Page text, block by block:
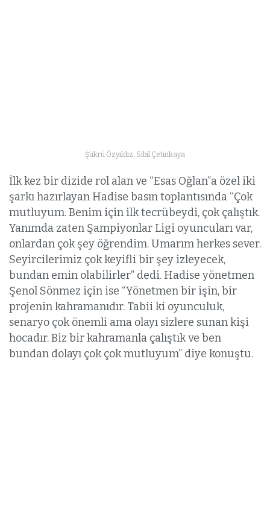
Şükrü Özyıldız, Sibil Çetinkaya
İlk kez bir dizide rol alan ve “Esas Oğlan”a özel iki
şarkı hazırlayan Hadise basın toplantısında “Çok
mutluyum. Benim için ilk tecrübeydi, çok çalıştık.
Yanımda zaten Şampiyonlar Ligi oyuncuları var,
onlardan çok şey öğrendim. Umarım herkes sever.
Seyircilerimiz çok keyifli bir şey izleyecek,
bundan emin olabilirler” dedi. Hadise yönetmen
Şenol Sönmez için ise “Yönetmen bir işin, bir
projenin kahramanıdır. Tabii ki oyunculuk,
senaryo çok önemli ama olayı sizlere sunan kişi
hocadır. Biz bir kahramanla çalıştık ve ben
bundan dolayı çok çok mutluyum” diye konuştu.